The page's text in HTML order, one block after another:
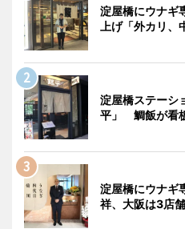
淀屋橋にウナ
上げ「外カリ、
淀屋橋ステーシ
平」 鯛飯が看
淀屋橋にウナ
祥、大阪は3店